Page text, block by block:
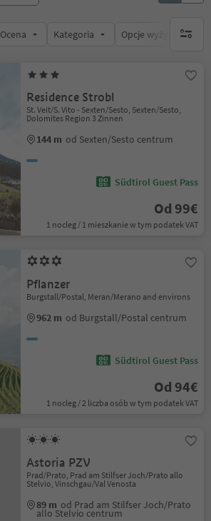
Ocena Kategoria Opcje wyżywieniabrak
Residence Strobl
St. Veit/S. Vito - Sexten/Sesto, Sexten/Sesto,
Dolomites Region 3 Zinnen
144 m od Sexten/Sesto centrum
Südtirol Guest Pass
Od 99€
1 nocleg / 1 mieszkanie w tym podatek VAT
Pflanzer
Burgstall/Postal, Meran/Merano and environs
962 m od Burgstall/Postal centrum
Südtirol Guest Pass
Od 94€
1 nocleg / 2 liczba osób w tym podatek VAT
Astoria PZV
Prad/Prato, Prad am Stilfser Joch/Prato allo
Stelvio, Vinschgau/Val Venosta
89 m od Prad am Stilfser Joch/Prato
allo Stelvio centrum